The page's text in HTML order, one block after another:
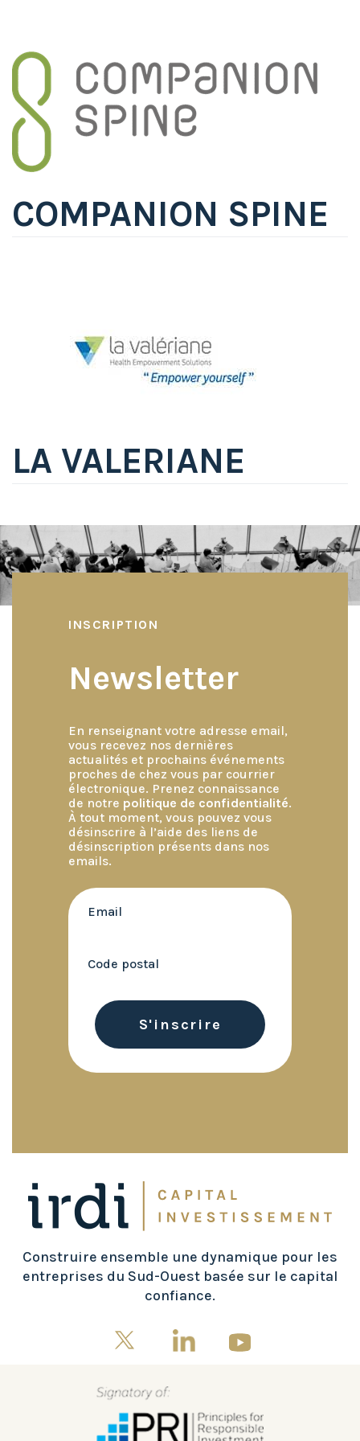
COMPANION SPINE
LA VALERIANE
INSCRIPTION
Newsletter
En renseignant votre adresse email,
vous recevez nos dernières
actualités et prochains événements
proches de chez vous par courrier
électronique. Prenez connaissance
de notre politique de confidentialité.
À tout moment, vous pouvez vous
désinscrire à l’aide des liens de
désinscription présents dans nos
emails.
Construire ensemble une dynamique pour les
entreprises du Sud-Ouest basée sur le capital
confiance.